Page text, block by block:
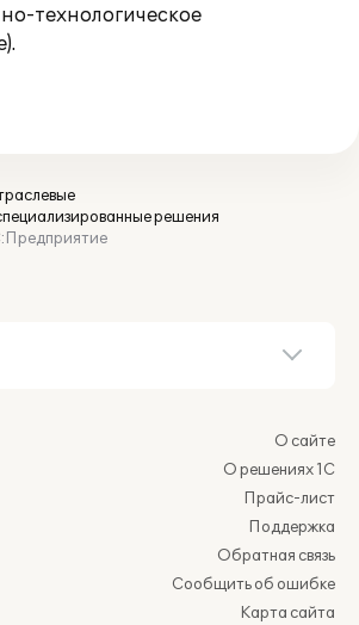
технологическое
решения
О сайте
О решениях 1С
Прайс-лист
Поддержка
Обратная связь
Сообщить об ошибке
Карта сайта